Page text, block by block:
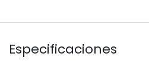
Especificaciones